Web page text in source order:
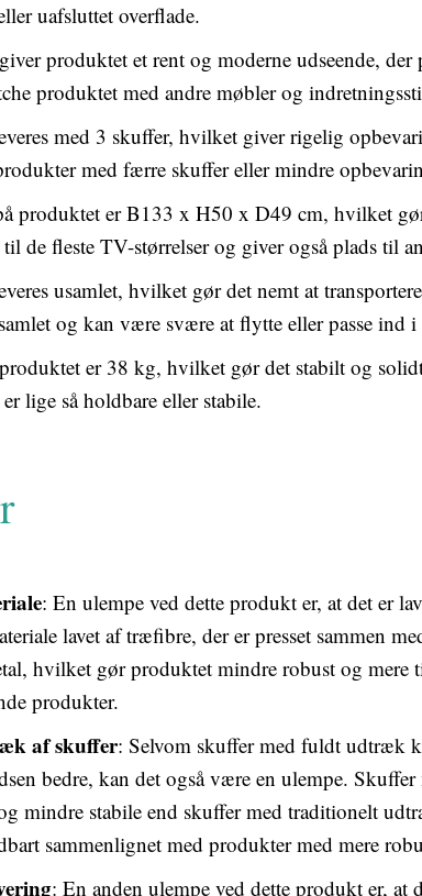
uafsluttet overflade.
produktet et rent og moderne udseende,
produktet med andre møbler og
med 3 skuffer, hvilket giver rigelig
med færre skuffer eller mindre
produktet er B133 x H50 x D49 cm, hvilket
til de fleste TV-størrelser og giver også plads til
usamlet, hvilket gør det nemt at
og kan være svære at flytte eller passe ind i
er 38 kg, hvilket gør det stabilt og
lige så holdbare eller stabile.
: En ulempe ved dette produkt er, at det er
lavet af træfibre, der er presset sammen
hvilket gør produktet mindre robust og mere
produkter.
af skuffer: Selvom skuffer med fuldt udtræk
bedre, kan det også være en ulempe.
mindre stabile end skuffer med traditionelt
sammenlignet med produkter med mere
: En anden ulempe ved dette produkt er,